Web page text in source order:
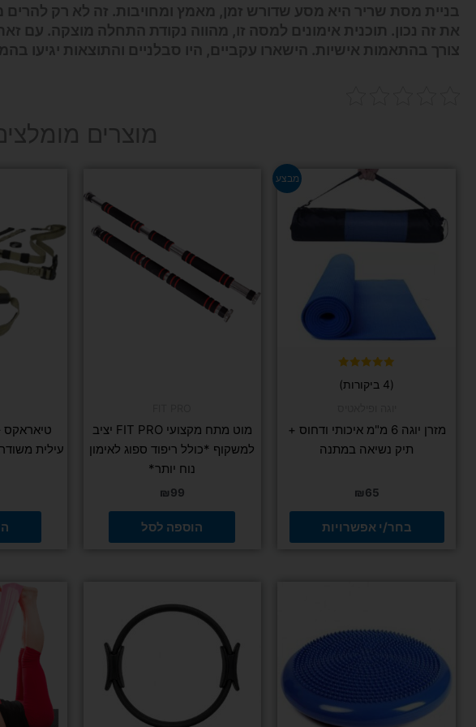
בניית מסת שריר היא מסע שדורש זמן, מאמץ ומחויבות. זה לא רק
את זה נכון. תוכנית אימונים למסה זו, מהווה נקודת התחלה מוצקה. עם
צורך בהתאמות אישיות. הישארו עקביים, היו סבלניים והתוצאות יגיעו
מוצרים
מבצע
5.00
(4 ביקורות)
מזרן יוגה 6 מ"מ איכותי ודחוס +
תיק נשיאה במתנה
₪65
בחר/י אפשרויות
למוצר
סוגים.
האפשרויות
מוט מתח מקצועי FIT PRO יציב
למשקוף *כולל ריפוד ספוג לאימון
נוח יותר*
₪99
הוספה לסל
עילית
יש
לבחור
זה